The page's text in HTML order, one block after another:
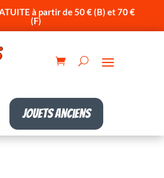
à partir de 50 € (B) et 70 €
(F)
Jouets anciens